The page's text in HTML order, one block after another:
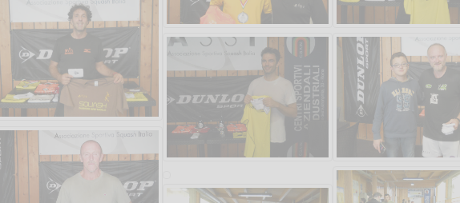
Salve,
come fare per prenotare
il campo per giocare con
un mio amico?
Devo chiamare il numero
telefonico o si può fare
online?